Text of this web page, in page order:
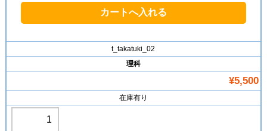
t_takatuki_02
理科
¥5,500
在庫有り